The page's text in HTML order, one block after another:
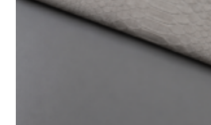
gekozen
worden